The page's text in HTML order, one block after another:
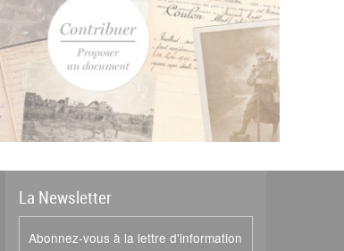
La Newsletter
Abonnez-vous à la lettre d'information